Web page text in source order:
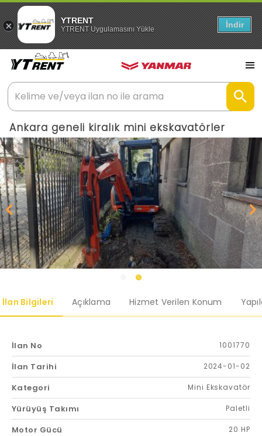
YTRENT
YTRENT Uygulamasını Yükle İndir
Ankara geneli kiralık mini ekskavatörler
İlan Bilgileri Açıklama Hizmet Verilen Konum
İlan No 1001770
İlan Tarihi 2024-01-02
Kategori Mini Ekskavatör
Yürüyüş Takımı Paletli
Motor Gücü 20 HP